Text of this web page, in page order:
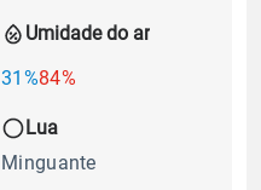
Umidade do ar
31%84%
Lua
Minguante